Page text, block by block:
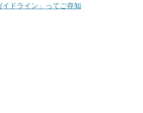
ドライン」ってご存知